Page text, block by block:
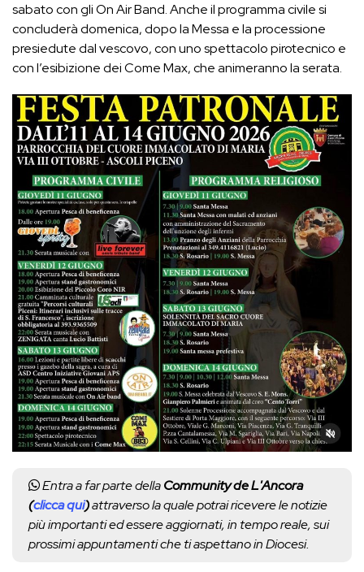
sabato con gli On Air Band. Anche il programma civile si
concluderà domenica, dopo la Messa e la processione
presiedute dal vescovo, con uno spettacolo pirotecnico e
con l’esibizione dei Come Max, che animeranno la serata.
Entra a far parte dellaCommunity de L'Ancora
(clicca qui)attraverso la quale potrai ricevere le notizie
più importanti ed essere aggiornati, in tempo reale, sui
prossimi appuntamenti che ti aspettano in Diocesi.